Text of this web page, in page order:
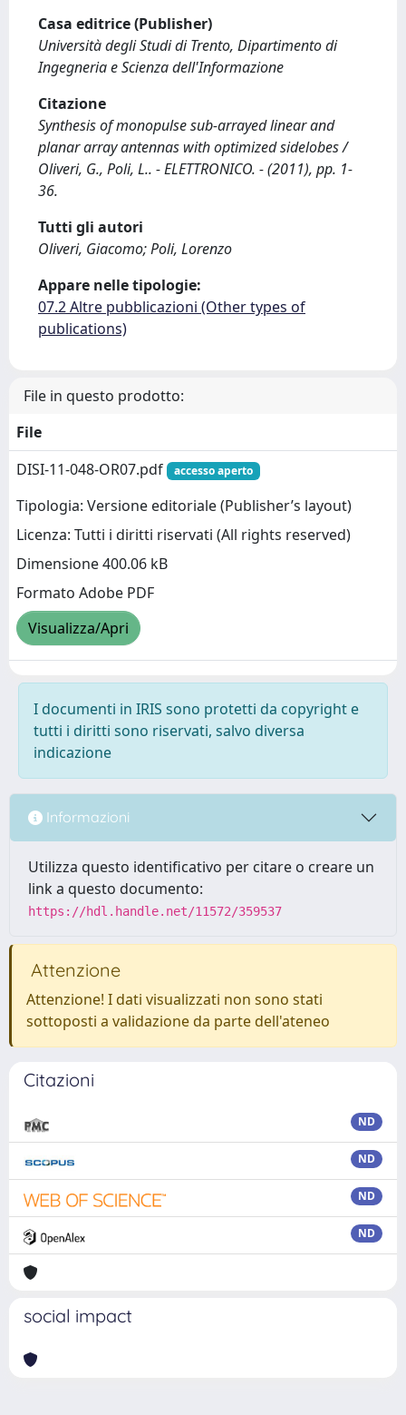
Casa editrice (Publisher)
Università degli Studi di Trento, Dipartimento di
Ingegneria e Scienza dell'Informazione
Citazione
Synthesis of monopulse sub-arrayed linear and
planar array antennas with optimized sidelobes /
Oliveri, G., Poli, L.. - ELETTRONICO. - (2011), pp. 1-
36.
Tutti gli autori
Oliveri, Giacomo; Poli, Lorenzo
Appare nelle tipologie:
07.2 Altre pubblicazioni (Other types of
publications)
File in questo prodotto:
File
DISI-11-048-OR07.pdf
accesso aperto
Tipologia: Versione editoriale (Publisher’s layout)
Licenza: Tutti i diritti riservati (All rights reserved)
Dimensione 400.06 kB
Formato Adobe PDF
Visualizza/Apri
I documenti in IRIS sono protetti da copyright e
tutti i diritti sono riservati, salvo diversa
indicazione
Informazioni
Utilizza questo identificativo per citare o creare un
link a questo documento:
https://hdl.handle.net/11572/359537
Attenzione
Attenzione! I dati visualizzati non sono stati
sottoposti a validazione da parte dell'ateneo
Citazioni
ND
ND
ND
ND
social impact